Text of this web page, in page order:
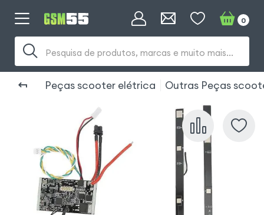
Pesquisa de produtos, marcas e muito mais...
0
Peças scooter elétrica Outras Peças